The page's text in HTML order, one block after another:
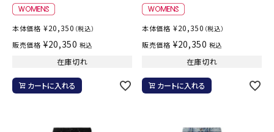
本体価格 ¥20,350 （税込）
販売価格 ¥20,350 税込
在庫切れ
カートに入れる
本体価格 ¥20,350 （税込）
販売価格 ¥20,350 税込
在庫切れ
カートに入れる